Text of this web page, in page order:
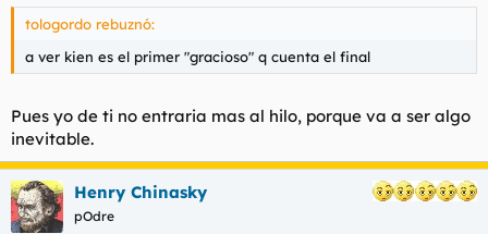
tologordo rebuznó:
a ver kien es el primer "gracioso" q cuenta el final
Pues yo de ti no entraria mas al hilo, porque va a ser algo
inevitable.
Henry Chinasky
pOdre